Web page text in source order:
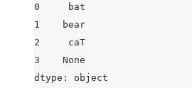
0     bat
1    bear
2     caT
3    None
dtype: object